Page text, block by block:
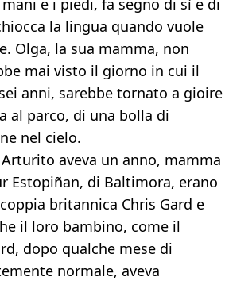
e i piedi, fa segno di sì e di
la lingua quando vuole
Olga, la sua mamma, non
mai visto il giorno in cui il
anni, sarebbe tornato a gioire
al parco, di una bolla di
nel cielo.
aveva un anno, mamma
Estopiñan, di Baltimora, erano
britannica Chris Gard e
il loro bambino, come il
dopo qualche mese di
normale, aveva